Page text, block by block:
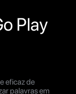
Play
eficaz de
palavras em